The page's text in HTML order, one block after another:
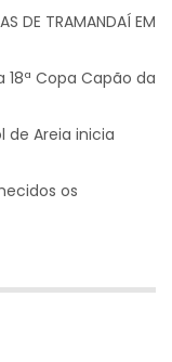
DE TRAMANDAÍ EM
Copa Capão da
de Areia inicia
os